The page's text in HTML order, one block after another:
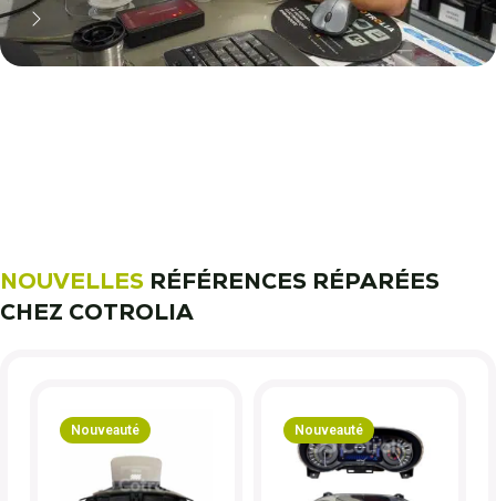
NOUVELLES RÉFÉRENCES RÉPARÉES
CHEZ COTROLIA
Nouveauté Nouveauté